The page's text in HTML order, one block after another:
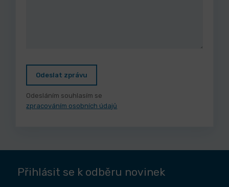
Odeslat zprávu
Odesláním souhlasím se
zpracováním osobních údajů
Přihlásit se k odběru novinek